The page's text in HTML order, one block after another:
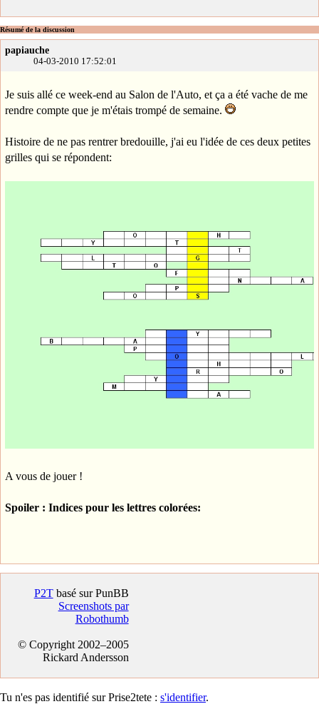
Résumé de la discussion
papiauche
04-03-2010 17:52:01
Je suis allé ce week-end au Salon de l'Auto, et ça a été vache de me
rendre compte que je m'étais trompé de semaine.
Histoire de ne pas rentrer bredouille, j'ai eu l'idée de ces deux petites
grilles qui se répondent:
A vous de jouer !
Spoiler : Indices pour les lettres colorées:
P2Tbasé sur PunBB
Screenshots par
Robothumb
© Copyright 2002–2005
Rickard Andersson
Tu n'es pas identifié sur Prise2tete : s'identifier.